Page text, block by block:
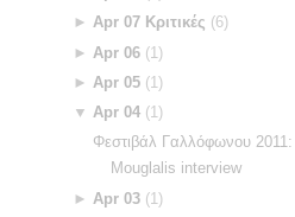
►Apr 07 Κριτικές (6)
► Apr 06 (1)
► Apr 05 (1)
▼Apr 04 (1)
Φεστιβάλ Γαλλόφωνου
Mouglalis interview
► Apr 03 (1)